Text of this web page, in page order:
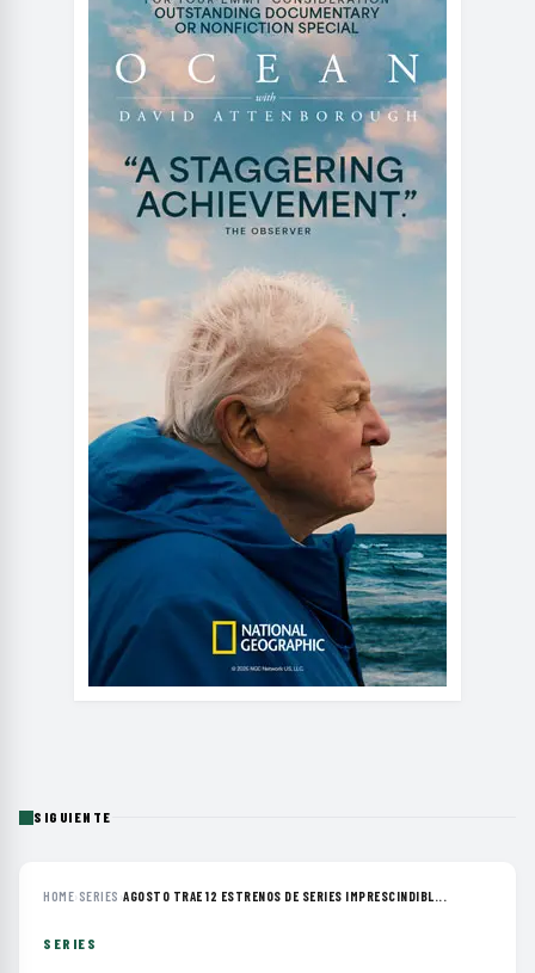
SIGUIENTE
HOME› SERIES ›AGOSTO TRAE 12 ESTRENOS DE SERIES IMPRESCINDIBL...
SERIES